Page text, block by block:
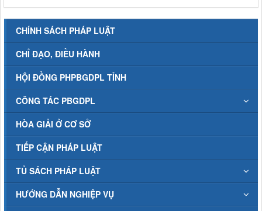
CHÍNH SÁCH PHÁP LUẬT
CHỈ ĐẠO, ĐIỀU HÀNH
HỘI ĐỒNG PHPBGDPL TỈNH
CÔNG TÁC PBGDPL
HÒA GIẢI Ở CƠ SỞ
TIẾP CẬN PHÁP LUẬT
TỦ SÁCH PHÁP LUẬT
HƯỚNG DẪN NGHIỆP VỤ